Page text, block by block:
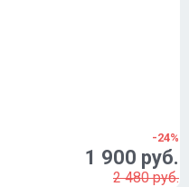
-24%
1 900 руб.
2 480 руб.